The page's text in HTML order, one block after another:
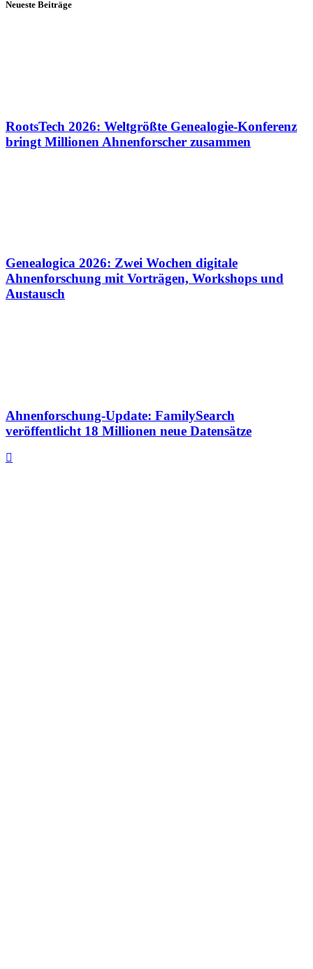
Neueste Beiträge
RootsTech 2026: Weltgrößte Genealogie-Konferenz
bringt Millionen Ahnenforscher zusammen
Genealogica 2026: Zwei Wochen digitale
Ahnenforschung mit Vorträgen, Workshops und
Austausch
Ahnenforschung-Update: FamilySearch
veröffentlicht 18 Millionen neue Datensätze